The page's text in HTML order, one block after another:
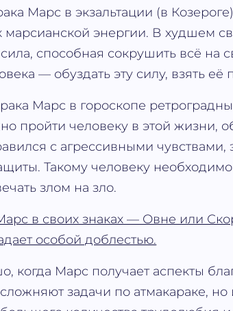
Марс в экзальтации (в
марсианской энергии. В худшем
способная сокрушить всё на
— обуздать эту силу, взять её
Марс в гороскопе
пройти человеку в этой жизни,
с агрессивными чувствами,
Такому человеку
злом на зло.
в своих знаках — Овне или
особой доблестью.
когда Марс получает аспекты
задачи по атмакараке,